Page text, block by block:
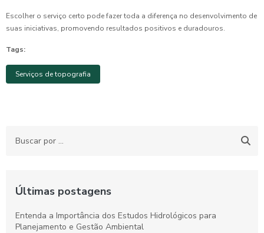
Escolher o serviço certo pode fazer toda a diferença no desenvolvimento de
suas iniciativas, promovendo resultados positivos e duradouros.
Tags:
Serviços de topografia
Últimas postagens
Entenda a Importância dos Estudos Hidrológicos para
Planejamento e Gestão Ambiental